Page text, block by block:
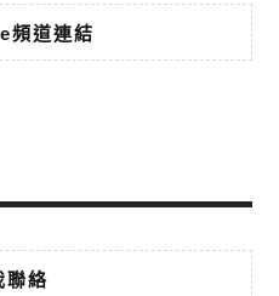
頻道連結
聯絡